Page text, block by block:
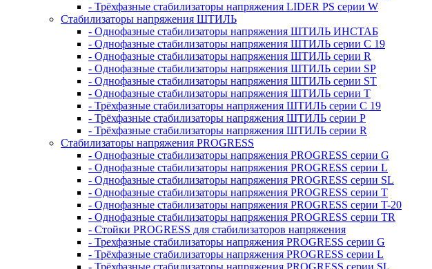
- Трёхфазные стабилизаторы напряжения LIDER PS серии W
Стабилизаторы напряжения ШТИЛЬ
- Однофазные стабилизаторы напряжения ШТИЛЬ ИНСТАБ
- Однофазные стабилизаторы напряжения ШТИЛЬ серии C 19
- Однофазные стабилизаторы напряжения ШТИЛЬ серии R
- Однофазные стабилизаторы напряжения ШТИЛЬ серии SP
- Однофазные стабилизаторы напряжения ШТИЛЬ серии ST
- Однофазные стабилизаторы напряжения ШТИЛЬ серии T
- Трёхфазные стабилизаторы напряжения ШТИЛЬ серии C 19
- Трёхфазные стабилизаторы напряжения ШТИЛЬ серии P
- Трёхфазные стабилизаторы напряжения ШТИЛЬ серии R
Стабилизаторы напряжения PROGRESS
- Однофазные стабилизаторы напряжения PROGRESS серии G
- Однофазные стабилизаторы напряжения PROGRESS серии L
- Однофазные стабилизаторы напряжения PROGRESS серии SL
- Однофазные стабилизаторы напряжения PROGRESS серии T
- Однофазные стабилизаторы напряжения PROGRESS серии T-20
- Однофазные стабилизаторы напряжения PROGRESS серии TR
- Стойки PROGRESS для стабилизаторов напряжения
- Трехфазные стабилизаторы напряжения PROGRESS серии G
- Трёхфазные стабилизаторы напряжения PROGRESS серии L
- Трёхфазные стабилизаторы напряжения PROGRESS серии SL